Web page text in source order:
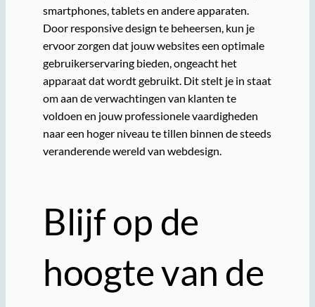
smartphones, tablets en andere apparaten.
Door responsive design te beheersen, kun je
ervoor zorgen dat jouw websites een optimale
gebruikerservaring bieden, ongeacht het
apparaat dat wordt gebruikt. Dit stelt je in staat
om aan de verwachtingen van klanten te
voldoen en jouw professionele vaardigheden
naar een hoger niveau te tillen binnen de steeds
veranderende wereld van webdesign.
Blijf op de
hoogte van de